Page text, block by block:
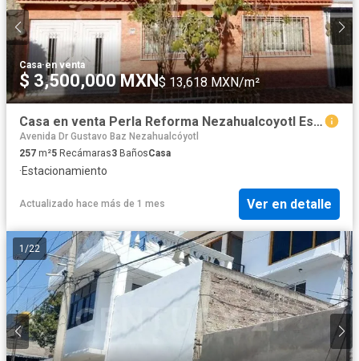
Casa·en venta
$ 3,500,000 MXN$ 13,618 MXN/m²
Casa en venta Perla Reforma Nezahualcoyotl Estado De México
Avenida Dr Gustavo Baz Nezahualcóyotl
257 m²5 Recámaras3 BañosCasa
·Estacionamiento
Actualizado hace más de 1 mes Ver en detalle
1 /22